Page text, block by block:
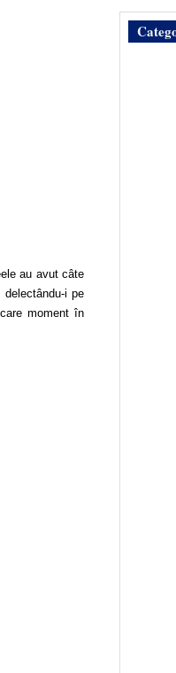
au avut câte
i pe
moment în